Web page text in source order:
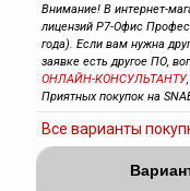
Внимание! В интернет-
лицензий Р7-Офис
года). Если вам нужна
заявке есть другое ПО,
ОНЛАЙН-КОНСУЛЬТАНТУ
Приятных покупок на
Все варианты